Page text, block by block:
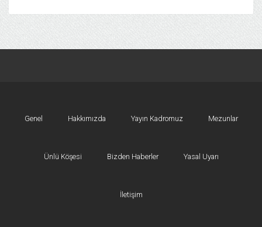
Genel Hakkımızda Yayın Kadromuz Mezunlar
Ünlü Köşesi Bizden Haberler Yasal Uyarı
İletişim